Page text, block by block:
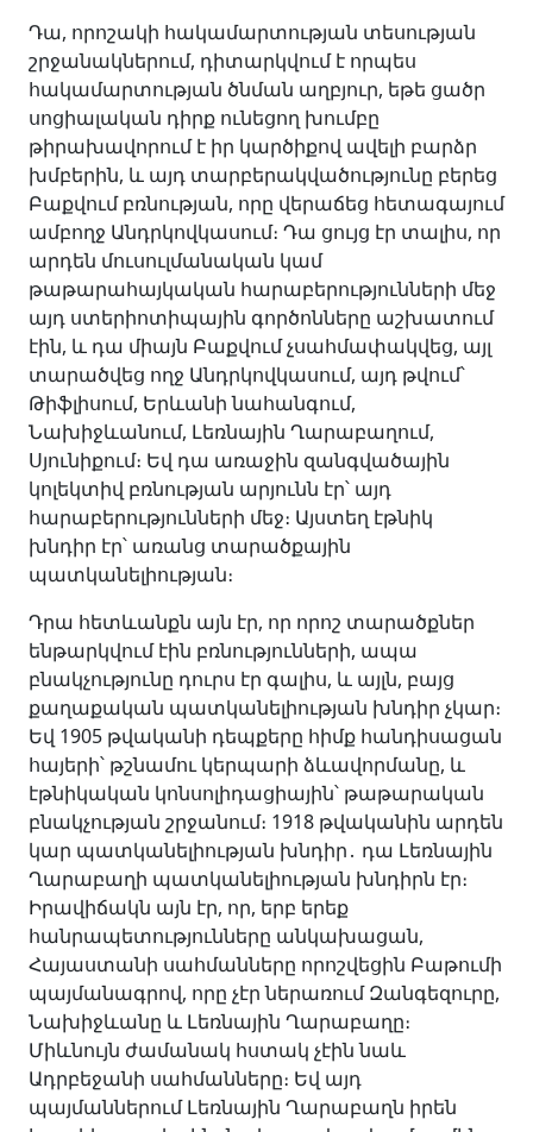
Դա, որոշակի հակամարտության տեսության
շրջանակներում, դիտարկվում է որպես
հակամարտության ծնման աղբյուր, եթե ցածր
սոցիալական դիրք ունեցող խումբը
թիրախավորում է իր կարծիքով ավելի բարձր
խմբերին, և այդ տարբերակվածությունը բերեց
Բաքվում բռնության, որը վերաճեց հետագայում
ամբողջ Անդրկովկասում։ Դա ցույց էր տալիս, որ
արդեն մուսուլմանական կամ
թաթարահայկական հարաբերությունների մեջ
այդ ստերիոտիպային գործոնները աշխատում
էին, և դա միայն Բաքվում չսահմափակվեց, այլ
տարածվեց ողջ Անդրկովկասում, այդ թվում՝
Թիֆլիսում, Երևանի նահանգում,
Նախիջևանում, Լեռնային Ղարաբաղում,
Սյունիքում։ Եվ դա առաջին զանգվածային
կոլեկտիվ բռնության արյունն էր՝ այդ
հարաբերությունների մեջ։ Այստեղ էթնիկ
խնդիր էր՝ առանց տարածքային
պատկանելիության։
Դրա հետևանքն այն էր, որ որոշ տարածքներ
ենթարկվում էին բռնությունների, ապա
բնակչությունը դուրս էր գալիս, և այլն, բայց
քաղաքական պատկանելիության խնդիր չկար։
Եվ 1905 թվականի դեպքերը հիմք հանդիսացան
հայերի՝ թշնամու կերպարի ձևավորմանը, և
էթնիկական կոնսոլիդացիային՝ թաթարական
բնակչության շրջանում։ 1918 թվականին արդեն
կար պատկանելիության խնդիր․ դա Լեռնային
Ղարաբաղի պատկանելիության խնդիրն էր։
Իրավիճակն այն էր, որ, երբ երեք
հանրապետությունները անկախացան,
Հայաստանի սահմանները որոշվեցին Բաթումի
պայմանագրով, որը չէր ներառում Զանգեզուրը,
Նախիջևանը և Լեռնային Ղարաբաղը։
Միևնույն ժամանակ հստակ չէին նաև
Ադրբեջանի սահմանները։ Եվ այդ
պայմաններում Լեռնային Ղարաբաղն իրեն